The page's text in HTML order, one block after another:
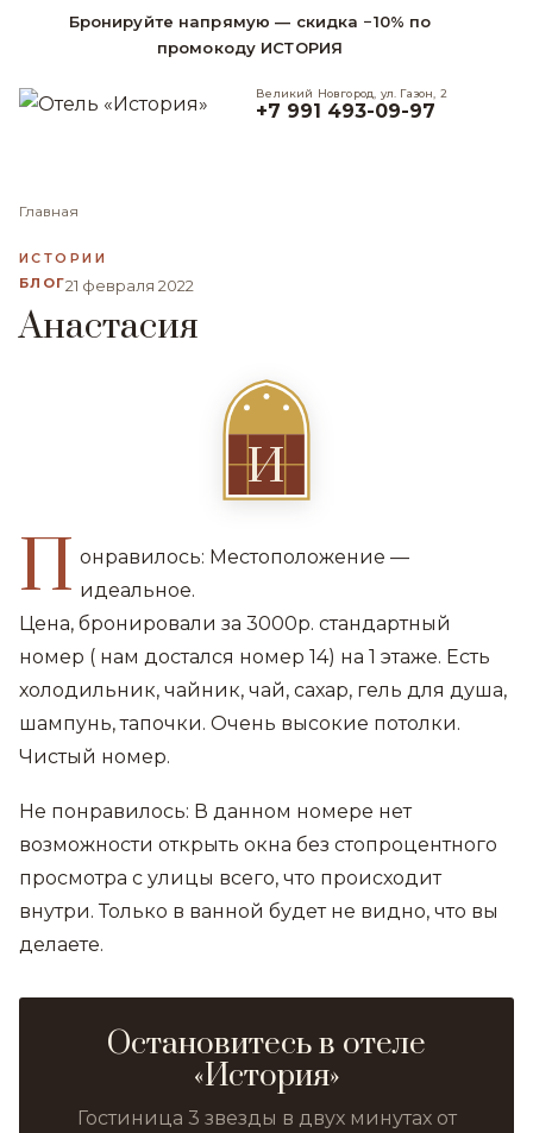
Бронируйте напрямую — скидка −10% по
промокоду ИСТОРИЯ
Великий Новгород, ул. Газон, 2
+7 991 493-09-97
Главная
ИСТОРИИ
БЛОГ21 февраля 2022
Анастасия
И
П онравилось: Местоположение —
идеальное.
Цена, бронировали за 3000р. стандартный
номер ( нам достался номер 14) на 1 этаже. Есть
холодильник, чайник, чай, сахар, гель для душа,
шампунь, тапочки. Очень высокие потолки.
Чистый номер.
Не понравилось: В данном номере нет
возможности открыть окна без стопроцентного
просмотра с улицы всего, что происходит
внутри. Только в ванной будет не видно, что вы
делаете.
Остановитесь в отеле
«История»
Гостиница 3 звезды в двух минутах от